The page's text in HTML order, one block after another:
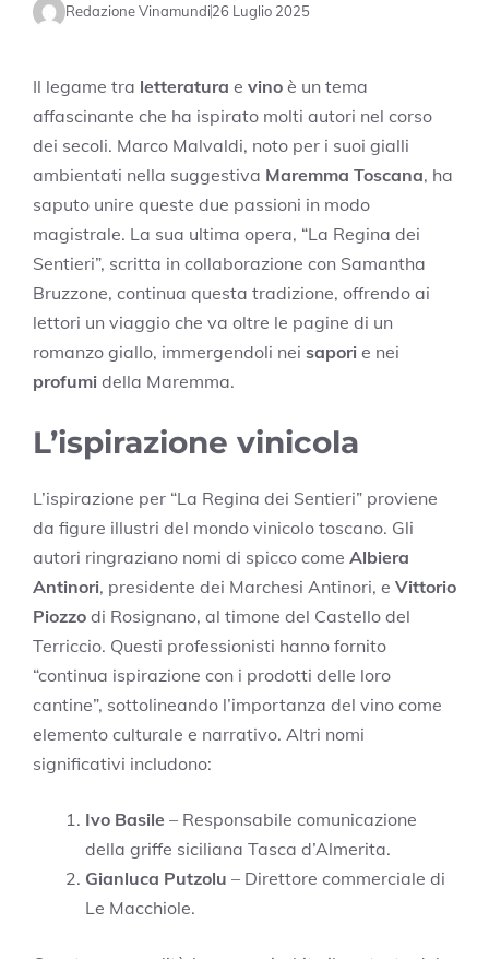
Redazione Vinamundi26 Luglio 2025
Il legame tra letteratura e vino è un tema
affascinante che ha ispirato molti autori nel corso
dei secoli. Marco Malvaldi, noto per i suoi gialli
ambientati nella suggestiva Maremma Toscana, ha
saputo unire queste due passioni in modo
magistrale. La sua ultima opera, “La Regina dei
Sentieri”, scritta in collaborazione con Samantha
Bruzzone, continua questa tradizione, offrendo ai
lettori un viaggio che va oltre le pagine di un
romanzo giallo, immergendoli nei sapori e nei
profumi della Maremma.
L’ispirazione vinicola
L’ispirazione per “La Regina dei Sentieri” proviene
da figure illustri del mondo vinicolo toscano. Gli
autori ringraziano nomi di spicco come Albiera
Antinori, presidente dei Marchesi Antinori, e Vittorio
Piozzo di Rosignano, al timone del Castello del
Terriccio. Questi professionisti hanno fornito
“continua ispirazione con i prodotti delle loro
cantine”, sottolineando l’importanza del vino come
elemento culturale e narrativo. Altri nomi
significativi includono:
Ivo Basile – Responsabile comunicazione
della griffe siciliana Tasca d’Almerita.
Gianluca Putzolu – Direttore commerciale di
Le Macchiole.